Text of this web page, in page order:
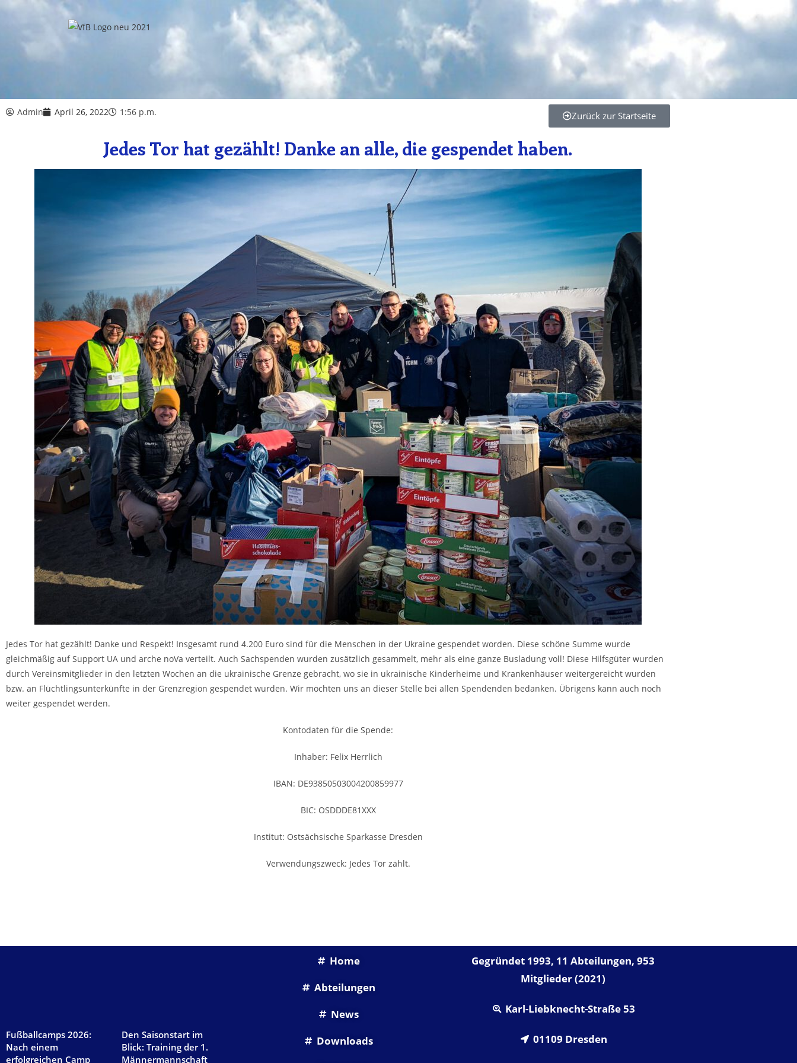
Admin April 26, 2022 1:56 p.m. Zurück zur Startseite
Jedes Tor hat gezählt! Danke an alle, die gespendet haben.
Jedes Tor hat gezählt! Danke und Respekt! Insgesamt rund 4.200 Euro sind für die Menschen in der Ukraine gespendet worden. Diese schöne Summe wurde
gleichmäßig auf Support UA und arche noVa verteilt. Auch Sachspenden wurden zusätzlich gesammelt, mehr als eine ganze Busladung voll! Diese Hilfsgüter wurden
durch Vereinsmitglieder in den letzten Wochen an die ukrainische Grenze gebracht, wo sie in ukrainische Kinderheime und Krankenhäuser weitergereicht wurden
bzw. an Flüchtlingsunterkünfte in der Grenzregion gespendet wurden. Wir möchten uns an dieser Stelle bei allen Spendenden bedanken. Übrigens kann auch noch
weiter gespendet werden.
Kontodaten für die Spende:
Inhaber: Felix Herrlich
IBAN: DE93850503004200859977
BIC: OSDDDE81XXX
Institut: Ostsächsische Sparkasse Dresden
Verwendungszweck: Jedes Tor zählt.
Fußballcamps 2026:
Nach einem
erfolgreichen Camp
Den Saisonstart im
Blick: Training der 1.
Männermannschaft
Home
Abteilungen
News
Downloads
Gegründet 1993, 11 Abteilungen, 953
Mitglieder (2021)
Karl-Liebknecht-Straße 53
01109 Dresden